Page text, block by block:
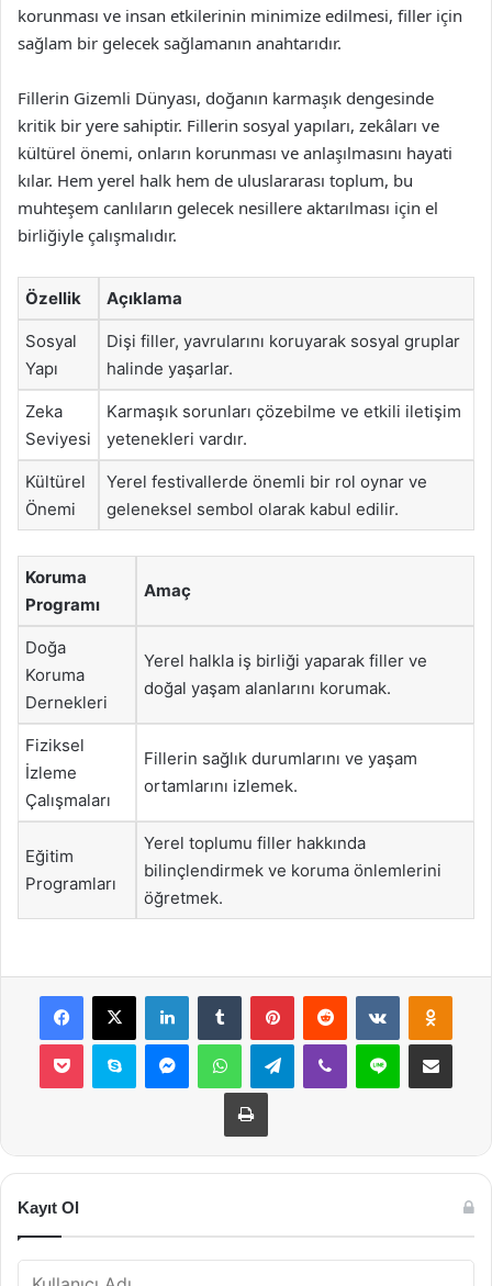
korunması ve insan etkilerinin minimize edilmesi, filler için
sağlam bir gelecek sağlamanın anahtarıdır.
Fillerin Gizemli Dünyası, doğanın karmaşık dengesinde
kritik bir yere sahiptir. Fillerin sosyal yapıları, zekâları ve
kültürel önemi, onların korunması ve anlaşılmasını hayati
kılar. Hem yerel halk hem de uluslararası toplum, bu
muhteşem canlıların gelecek nesillere aktarılması için el
birliğiyle çalışmalıdır.
Özellik Açıklama
Sosyal
Yapı
Dişi filler, yavrularını koruyarak sosyal gruplar
halinde yaşarlar.
Zeka
Seviyesi
Karmaşık sorunları çözebilme ve etkili iletişim
yetenekleri vardır.
Kültürel
Önemi
Yerel festivallerde önemli bir rol oynar ve
geleneksel sembol olarak kabul edilir.
Koruma
Programı
Amaç
Doğa
Koruma
Dernekleri
Yerel halkla iş birliği yaparak filler ve
doğal yaşam alanlarını korumak.
Fiziksel
İzleme
Çalışmaları
Fillerin sağlık durumlarını ve yaşam
ortamlarını izlemek.
Eğitim
Programları
Yerel toplumu filler hakkında
bilinçlendirmek ve koruma önlemlerini
öğretmek.
Facebook
X LinkedInTumblr PinterestReddit VKontakte
Pocket Skype MessengerWhatsAppTelegramViber Line E-Posta ile
Yazdır
Kayıt Ol